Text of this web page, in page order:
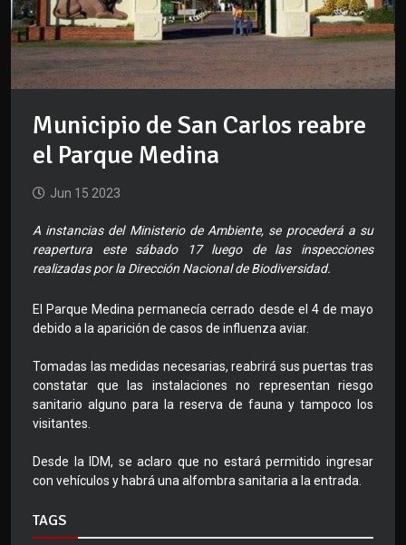
Municipio de San Carlos reabre
el Parque Medina
Jun 15 2023
A instancias del Ministerio de Ambiente, se procederá a su
reapertura este sábado 17 luego de las inspecciones
realizadas por la Dirección Nacional de Biodiversidad.
El Parque Medina permanecía cerrado desde el 4 de mayo
debido a la aparición de casos de influenza aviar.
Tomadas las medidas necesarias, reabrirá sus puertas tras
constatar que las instalaciones no representan riesgo
sanitario alguno para la reserva de fauna y tampoco los
visitantes.
Desde la IDM, se aclaro que no estará permitido ingresar
con vehículos y habrá una alfombra sanitaria a la entrada.
TAGS